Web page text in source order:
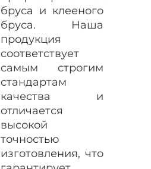
бруса и клееного
бруса. Наша
продукция
соответствует
самым строгим
стандартам
качества и
отличается
высокой
точностью
изготовления, что